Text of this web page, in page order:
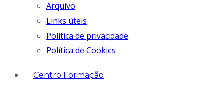
Arquivo
Links úteis
Política de privacidade
Política de Cookies
Centro Formação